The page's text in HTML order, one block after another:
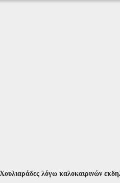
λόγω καλοκαιρινών εκδηλώσεων